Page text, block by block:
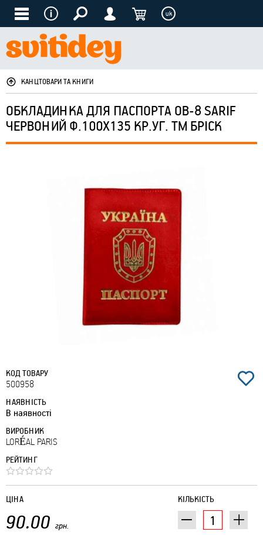
uk
КАНЦТОВАРИ ТА КНИГИ
ОБКЛАДИНКА ДЛЯ ПАСПОРТА ОВ-8 SARIF
ЧЕРВОНИЙ Ф.100Х135 КР.УГ. ТМ БРІСК
КОД ТОВАРУ
500958
НАЯВНІСТЬ
В наявності
ВИРОБНИК
LORÉAL PARIS
РЕЙТИНГ
КІЛЬКІСТЬ
ЦІНА
90.00 грн.